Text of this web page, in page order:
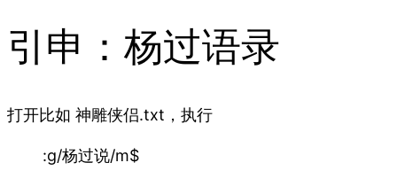
引申：杨过语录
打开比如 神雕侠侣.txt，执行
:g/杨过说/m$